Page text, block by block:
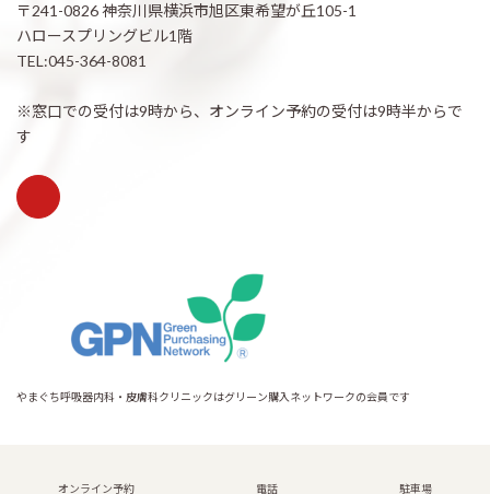
〒241-0826 神奈川県横浜市旭区東希望が丘105-1
ハロースプリングビル1階
TEL:045-364-8081
※窓口での受付は9時から、オンライン予約の受付は9時半からで
す
やまぐち呼吸器内科・皮膚科クリニックはグリーン購入ネットワークの会員です
オンライン予約 電話 駐車場